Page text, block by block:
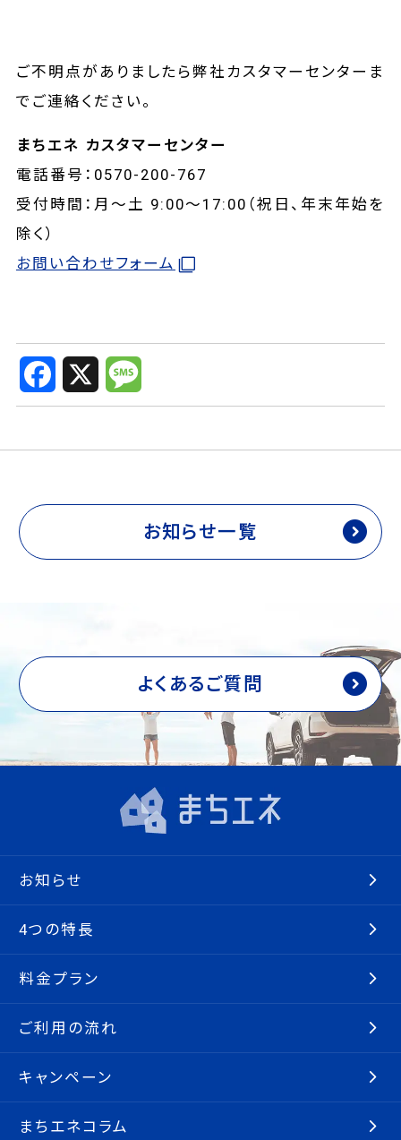
ご不明点がありましたら弊社カスタマーセンターま
でご連絡ください。
まちエネ カスタマーセンター
電話番号：0570-200-767
受付時間：月～土 9:00～17:00（祝日、年末年始を
除く）
お問い合わせフォーム
F
c
e
o
X
M
s
s
e
お知らせ一覧
よくあるご質問
お知らせ
4つの特長
料金プラン
ご利用の流れ
キャンペーン
まちエネコラム